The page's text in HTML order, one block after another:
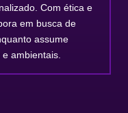
Com ética e
em busca de
assume
ambientais.